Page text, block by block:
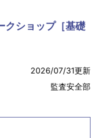
クショップ［基礎
2026/07/31更新
監査安全部